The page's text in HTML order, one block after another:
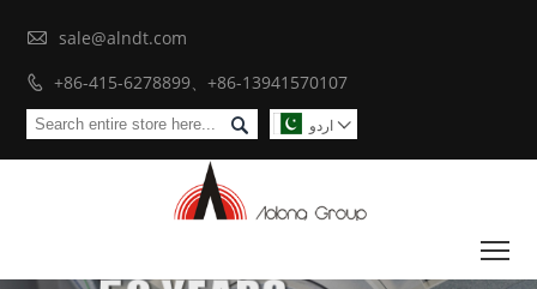
 sale@alndt.com
 +86-415-6278899、+86-13941570107
 اردو 